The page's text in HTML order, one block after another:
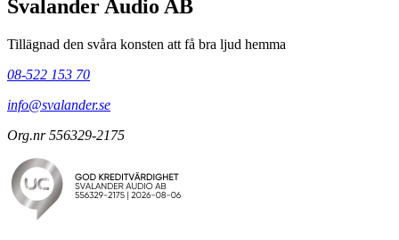
Svalander Audio AB
Tillägnad den svåra konsten att få bra ljud hemma
08-522 153 70
info@svalander.se
Org.nr 556329-2175